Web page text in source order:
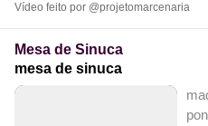
Vídeo feito por @projetomarcenaria
Mesa de Sinuca
mesa de sinuca